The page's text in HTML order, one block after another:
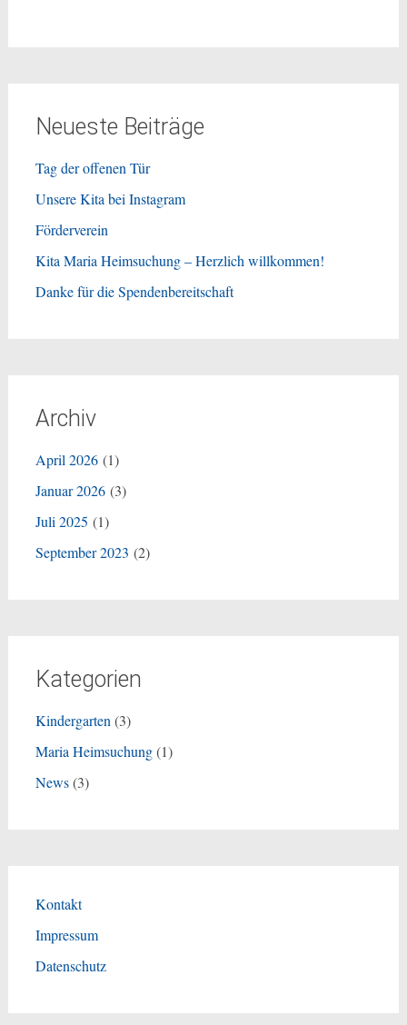
Neueste Beiträge
Tag der offenen Tür
Unsere Kita bei Instagram
Förderverein
Kita Maria Heimsuchung – Herzlich willkommen!
Danke für die Spendenbereitschaft
Archiv
April 2026(1)
Januar 2026(3)
Juli 2025 (1)
September 2023 (2)
Kategorien
Kindergarten (3)
Maria Heimsuchung(1)
News(3)
Kontakt
Impressum
Datenschutz